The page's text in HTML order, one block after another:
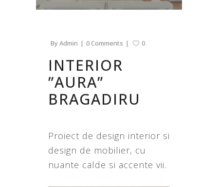
ByAdmin 0 Comments 0
INTERIOR
”AURA”
BRAGADIRU
Proiect de design interior si
design de mobilier, cu
nuante calde si accente vii.